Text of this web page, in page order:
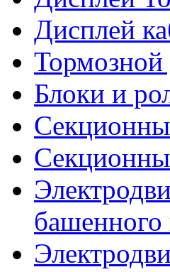
Дисплей
Тормозной
Блоки и